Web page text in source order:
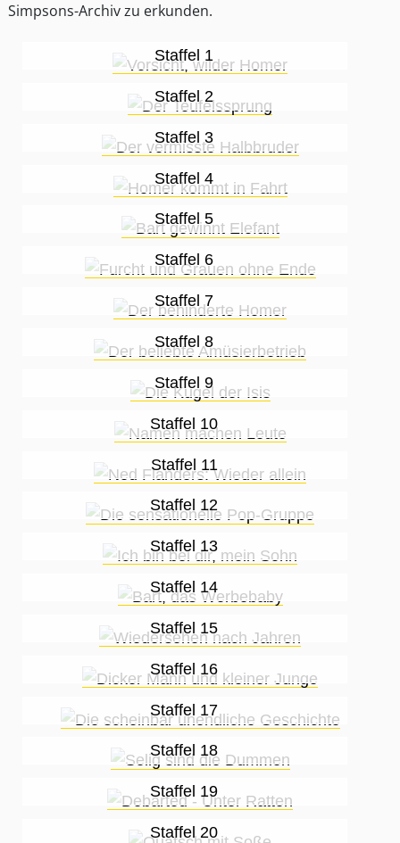
Simpsons-Archiv zu erkunden.
Staffel 1
Staffel 2
Staffel 3
Staffel 4
Staffel 5
Staffel 6
Staffel 7
Staffel 8
Staffel 9
Staffel 10
Staffel 11
Staffel 12
Staffel 13
Staffel 14
Staffel 15
Staffel 16
Staffel 17
Staffel 18
Staffel 19
Staffel 20